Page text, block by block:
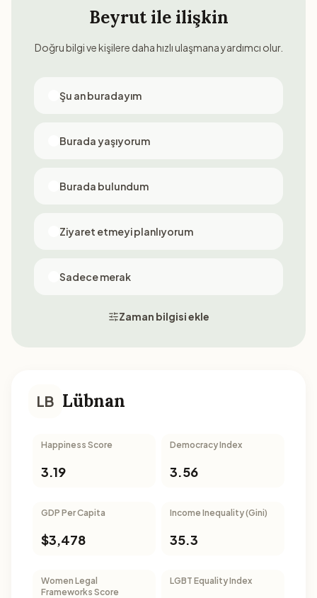
Beyrutile ilişkin
Doğru bilgi ve kişilere daha hızlı ulaşmana yardımcı olur.
Şu an buradayım
Burada yaşıyorum
Burada bulundum
Ziyaret etmeyi planlıyorum
Sadece merak
Zaman bilgisi ekle
LB Lübnan
Happiness Score
3.19
Democracy Index
3.56
GDP Per Capita
$3,478
Income Inequality (Gini)
35.3
Women Legal
Frameworks Score
LGBT Equality Index